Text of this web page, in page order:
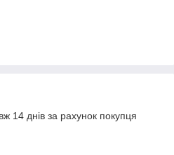
14 днів за рахунок покупця